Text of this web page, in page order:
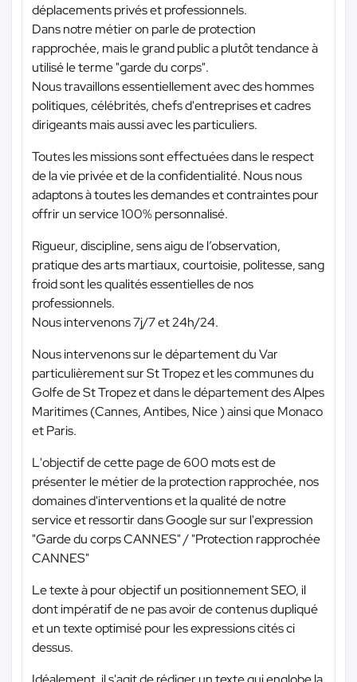
déplacements privés et professionnels.
Dans notre métier on parle de protection
rapprochée, mais le grand public a plutôt tendance à
utilisé le terme "garde du corps".
Nous travaillons essentiellement avec des hommes
politiques, célébrités, chefs d'entreprises et cadres
dirigeants mais aussi avec les particuliers.
Toutes les missions sont effectuées dans le respect
de la vie privée et de la confidentialité. Nous nous
adaptons à toutes les demandes et contraintes pour
offrir un service 100% personnalisé.
Rigueur, discipline, sens aigu de l’observation,
pratique des arts martiaux, courtoisie, politesse, sang
froid sont les qualités essentielles de nos
professionnels.
Nous intervenons 7j/7 et 24h/24.
Nous intervenons sur le département du Var
particulièrement sur St Tropez et les communes du
Golfe de St Tropez et dans le département des Alpes
Maritimes (Cannes, Antibes, Nice ) ainsi que Monaco
et Paris.
L'objectif de cette page de 600 mots est de
présenter le métier de la protection rapprochée, nos
domaines d'interventions et la qualité de notre
service et ressortir dans Google sur sur l'expression
"Garde du corps CANNES" / "Protection rapprochée
CANNES"
Le texte à pour objectif un positionnement SEO, il
dont impératif de ne pas avoir de contenus dupliqué
et un texte optimisé pour les expressions cités ci
dessus.